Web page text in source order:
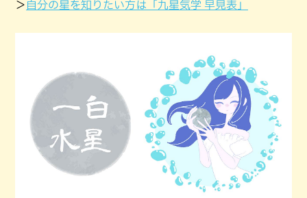
＞ 自分の星を知りたい方は「九星気学 早見表」